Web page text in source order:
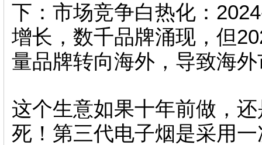
下：市场竞争白热化：
增长，数千品牌涌现，但
量品牌转向海外，导致海
这个生意如果十年前做，
死！第三代电子烟是采用